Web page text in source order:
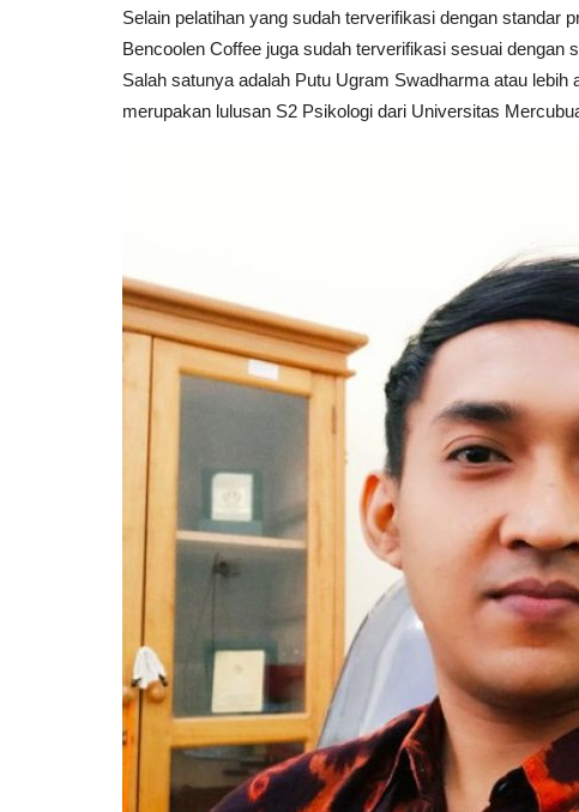
Selain pelatihan yang sudah terverifikasi dengan standar
Bencoolen Coffee juga sudah terverifikasi sesuai dengan
Salah satunya adalah Putu Ugram Swadharma atau
merupakan lulusan S2 Psikologi dari Universitas